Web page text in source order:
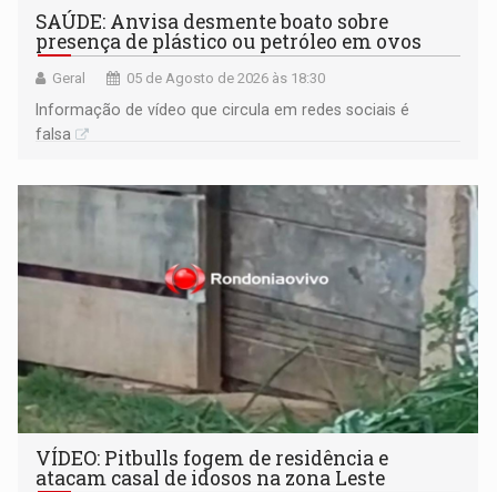
SAÚDE: Anvisa desmente boato sobre
presença de plástico ou petróleo em ovos
Geral 05 de Agosto de 2026 às 18:30
Informação de vídeo que circula em redes sociais é
falsa
VÍDEO: Pitbulls fogem de residência e
atacam casal de idosos na zona Leste